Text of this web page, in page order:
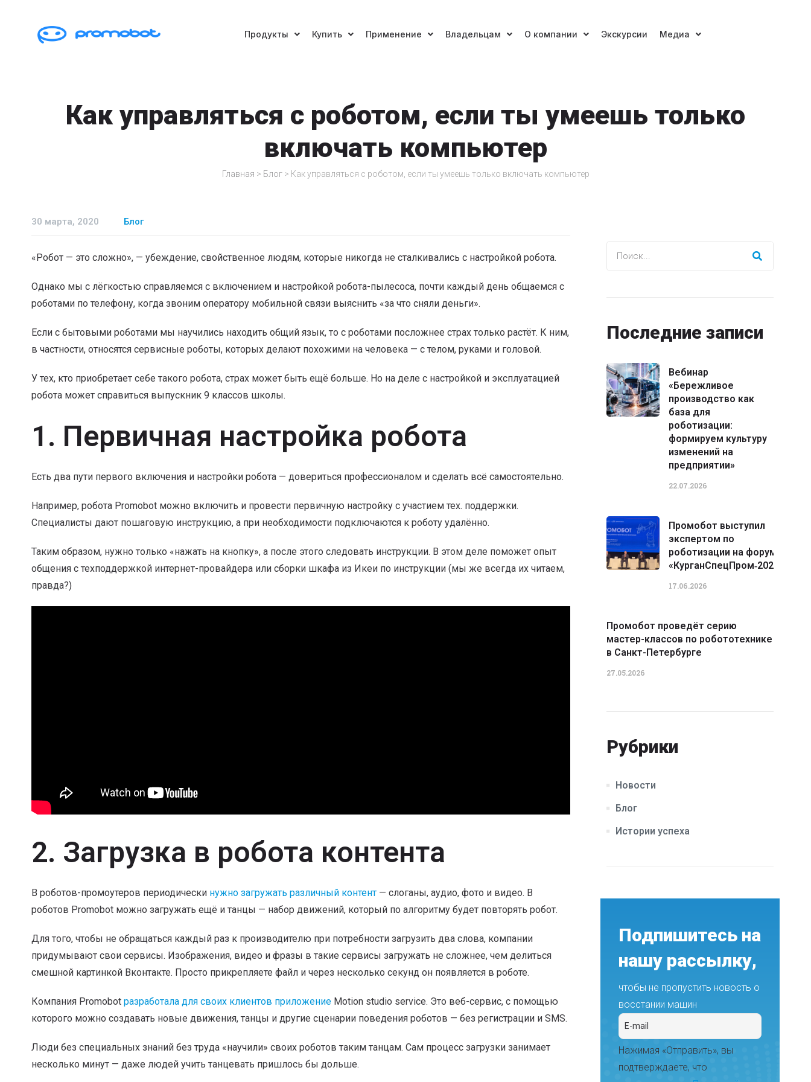
Продукты Купить Применение Владельцам О компании Экскурсии Медиа
Как управляться с роботом, если ты умеешь только
включать компьютер
Главная > Блог> Как управляться с роботом, если ты умеешь только включать компьютер
30 марта, 2020 Блог
«Робот — это сложно», — убеждение, свойственное людям, которые никогда не сталкивались с настройкой робота.
Однако мы с лёгкостью справляемся с включением и настройкой робота-пылесоса, почти каждый день общаемся с
роботами по телефону, когда звоним оператору мобильной связи выяснить «за что сняли деньги».
Если с бытовыми роботами мы научились находить общий язык, то с роботами посложнее страх только растёт. К ним,
в частности, относятся сервисные роботы, которых делают похожими на человека — с телом, руками и головой.
У тех, кто приобретает себе такого робота, страх может быть ещё больше. Но на деле с настройкой и эксплуатацией
робота может справиться выпускник 9 классов школы.
1. Первичная настройка робота
Есть два пути первого включения и настройки робота — довериться профессионалом и сделать всё самостоятельно.
Например, робота Promobot можно включить и провести первичную настройку с участием тех. поддержки.
Специалисты дают пошаговую инструкцию, а при необходимости подключаются к роботу удалённо.
Таким образом, нужно только «нажать на кнопку», а после этого следовать инструкции. В этом деле поможет опыт
общения с техподдержкой интернет-провайдера или сборки шкафа из Икеи по инструкции (мы же всегда их читаем,
правда?)
2. Загрузка в робота контента
В роботов-промоутеров периодически нужно загружать различный контент — слоганы, аудио, фото и видео. В
роботов Promobot можно загружать ещё и танцы — набор движений, который по алгоритму будет повторять робот.
Для того, чтобы не обращаться каждый раз к производителю при потребности загрузить два слова, компании
придумывают свои сервисы. Изображения, видео и фразы в такие сервисы загружать не сложнее, чем делиться
смешной картинкой Вконтакте. Просто прикрепляете файл и через несколько секунд он появляется в роботе.
Компания Promobot разработала для своих клиентов приложение Motion studio service. Это веб-сервис, с помощью
которого можно создавать новые движения, танцы и другие сценарии поведения роботов — без регистрации и SMS.
Люди без специальных знаний без труда «научили» своих роботов таким танцам. Сам процесс загрузки занимает
несколько минут — даже людей учить танцевать пришлось бы дольше.
Последние записи
Вебинар
«Бережливое
производство как
база для
роботизации:
формируем культуру
изменений на
предприятии»
22.07.2026
Промобот выступил
экспертом по
роботизации на форуме
«КурганСпецПром‑2026»
17.06.2026
Промобот проведёт серию
мастер-классов по робототехнике
в Санкт-Петербурге
27.05.2026
Рубрики
Новости
Блог
Истории успеха
Подпишитесь на
нашу рассылку,
чтобы не пропустить новость о
восстании машин
Нажимая «Отправить», вы
подтверждаете, что